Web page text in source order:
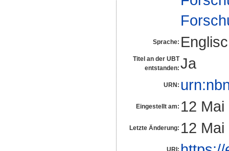
Sprache:
Titel an der UBT
entstanden: Ja
URN:
Eingestellt am: 12
Letzte Änderung: 12
URI: